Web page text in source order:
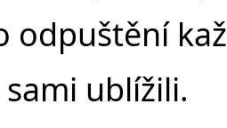
odpuštění
ublížili.